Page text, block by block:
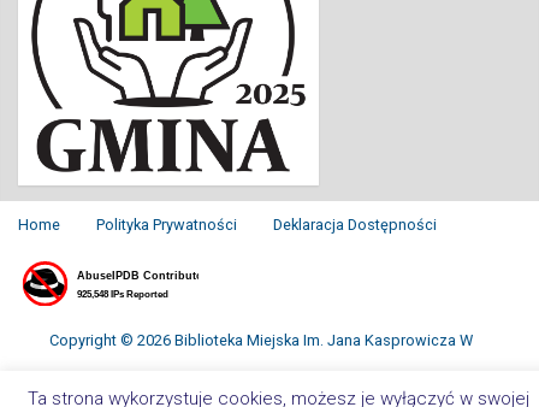
Home Polityka Prywatności Deklaracja Dostępności
Copyright © 2026 Biblioteka Miejska Im. Jana Kasprowicza W
Ta strona wykorzystuje cookies, możesz je wyłączyć w swojej